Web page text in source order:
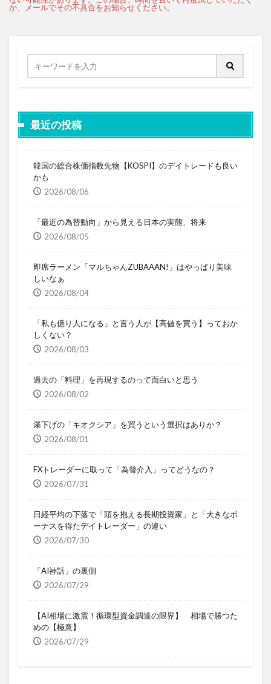
最近の投稿
韓国の総合株価指数先物【KOSPI】のデイトレードも良い
かも
2026/08/06
「最近の為替動向」から見える日本の実態、将来
2026/08/05
即席ラーメン「マルちゃんZUBAAAN!」はやっぱり美味
しいなぁ
2026/08/04
「私も億り人になる」と言う人が【高値を買う】っておか
しくない？
2026/08/03
過去の「料理」を再現するのって面白いと思う
2026/08/02
瀑下げの「キオクシア」を買うという選択はありか？
2026/08/01
FXトレーダーに取って「為替介入」ってどうなの？
2026/07/31
日経平均の下落で「頭を抱える長期投資家」と「大きなボ
ーナスを得たデイトレーダー」の違い
2026/07/30
「AI神話」の裏側
2026/07/29
【AI相場に激震！循環型資金調達の限界】 相場で勝つた
めの【極意】
2026/07/29